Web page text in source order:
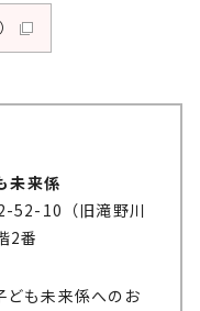
未来係
52-10（旧滝野川
2番
ども未来係へのお